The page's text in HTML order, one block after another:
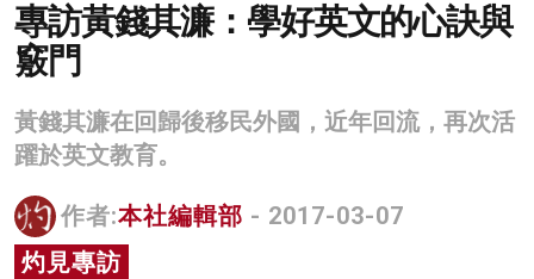
生活
健康
商業
科技
影片
名家榜
專訪黃錢其濂：學好英文的心訣與
竅門
黃錢其濂在回歸後移民外國，近年回流，再次活
躍於英文教育。
作者:本社編輯部 - 2017-03-07
灼見專訪